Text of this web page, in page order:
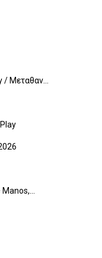
Μεταθαν...